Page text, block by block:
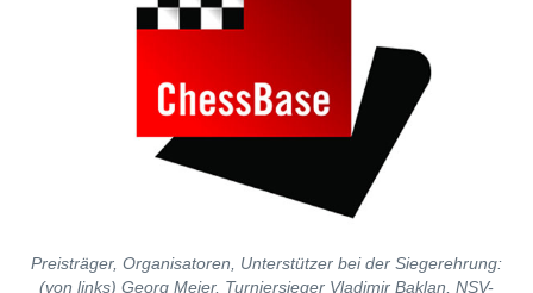
Preisträger, Organisatoren, Unterstützer bei der Siegerehrung:
(von links) Georg Meier, Turniersieger Vladimir Baklan, NSV-